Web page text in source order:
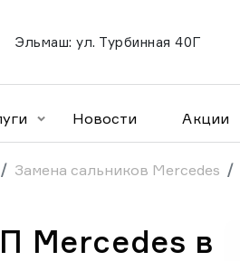
Эльмаш: ул. Турбинная 40Г
Новости Акции
Замена сальников Mercedes
Mercedes в